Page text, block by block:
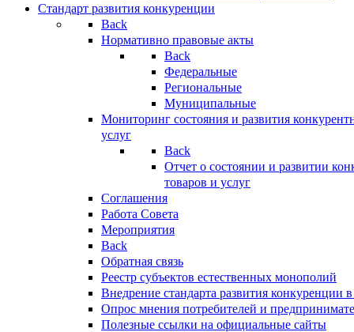
Стандарт развития конкуренции
Back
Нормативно правовые акты
Back
Федеральные
Региональные
Муниципальные
Мониторинг состояния и развития
услуг
Back
Отчет о состоянии и развитии
товаров и услуг
Соглашения
Работа Совета
Мероприятия
Back
Обратная связь
Реестр субъектов естественных монополий
Внедрение стандарта развития конкуренции
Опрос мнения потребителей и
Полезные ссылки на официальные сайты